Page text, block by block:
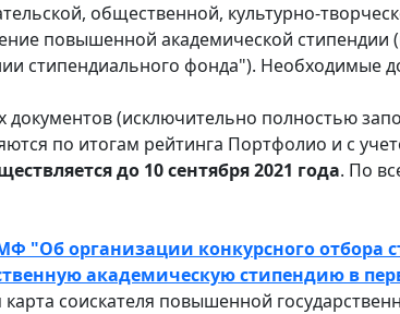
общественной, культурно-
повышенной академической
стипендиального фонда"). Необходимые
(исключительно полностью
по итогам рейтинга Портфолио и с
до 10 сентября 2021 года. По
"Об организации конкурсного отбора
академическую стипендию в
соискателя повышенной